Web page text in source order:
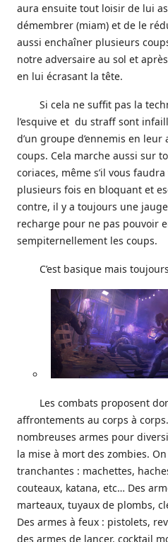
aura ensuite tout loisir de lui
démembrer (miam) et de le
aussi enchaîner plusieurs
notre adversaire au sol et
en lui écrasant la tête.
Si cela ne suffit pas la
l’esquive et du straff sont
d’un groupe d’ennemis en
coups. Cela marche aussi sur
coriaces, même s’il vous
plusieurs fois en bloquant et
contre, il y a toujours une
recharge pour ne pas pouvoir
sempiternellement les coups.
C’est basique mais
Les combats proposent
affrontements au corps à
nombreuses armes pour
la mise à mort des zombies.
tranchantes : machettes,
couteaux, katana, etc… Des
marteaux, tuyaux de plombs,
Des armes à feux : pistolets,
des armes de lancer, cocktail